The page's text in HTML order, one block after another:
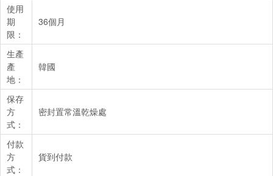
使用
期
限：
36個月
生產
產
地：
韓國
保存
方
式：
密封置常溫乾燥處
付款
方
式：
貨到付款